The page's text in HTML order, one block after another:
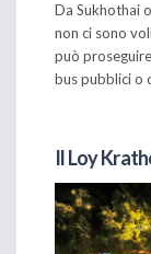
Da Sukhothai
non ci sono
può
bus pubblici o
Il Loy